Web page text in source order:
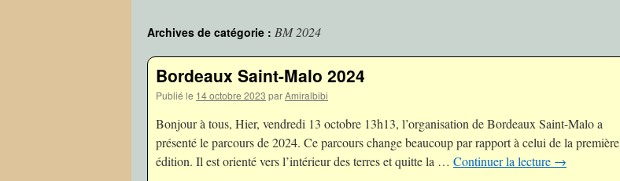
Archives de catégorie : BM 2024
Bordeaux Saint-Malo 2024
Publié le 14 octobre 2023 parAmiralbibi
Bonjour à tous, Hier, vendredi 13 octobre 13h13, l’organisation de Bordeaux Saint-Malo a
présenté le parcours de 2024. Ce parcours change beaucoup par rapport à celui de la première
édition. Il est orienté vers l’intérieur des terres et quitte la … Continuer la lecture →